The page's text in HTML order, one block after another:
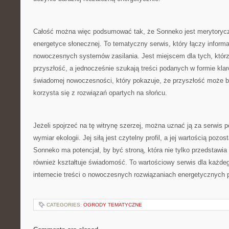
Całość można więc podsumować tak, że Sonneko jest
energetyce słonecznej. To tematyczny serwis, który łączy
nowoczesnych systemów zasilania. Jest miejscem dla tych,
przyszłość, a jednocześnie szukają treści podanych w formie
świadomej nowoczesności, który pokazuje, że przyszłość może
korzysta się z rozwiązań opartych na słońcu.
Jeżeli spojrzeć na tę witrynę szerzej, można uznać ją za serwis
wymiar ekologii. Jej siłą jest czytelny profil, a jej wartością
Sonneko ma potencjał, by być stroną, która nie tylko
również kształtuje świadomość. To wartościowy serwis dla
internecie treści o nowoczesnych rozwiązaniach energetycznych
CATEGORIES: OGRODY TEMATYCZNE